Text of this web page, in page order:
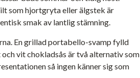
som hjortgryta eller älgstek är
smak av lantlig stämning.
En grillad portabello-svamp fylld
vit chokladsås är två alternativ som
så ingen känner sig som